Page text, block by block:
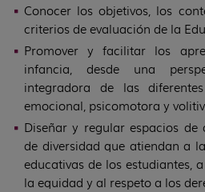
Conocer los objetivos, los
criterios de evaluación de la
Promover y facilitar los
infancia, desde una
integradora de las
emocional, psicomotora y
Diseñar y regular espacios de
de diversidad que atiendan a
educativas de los estudiantes,
la equidad y al respeto a los